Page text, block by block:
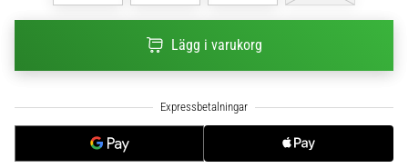
de
nya
Lägg i varukorg